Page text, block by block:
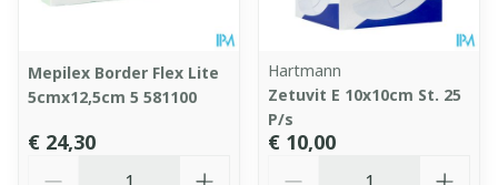
Mepilex Border Flex Lite
5cmx12,5cm 5 581100
€ 24,30
Hartmann
Zetuvit E 10x10cm St. 25
P/s
€ 10,00